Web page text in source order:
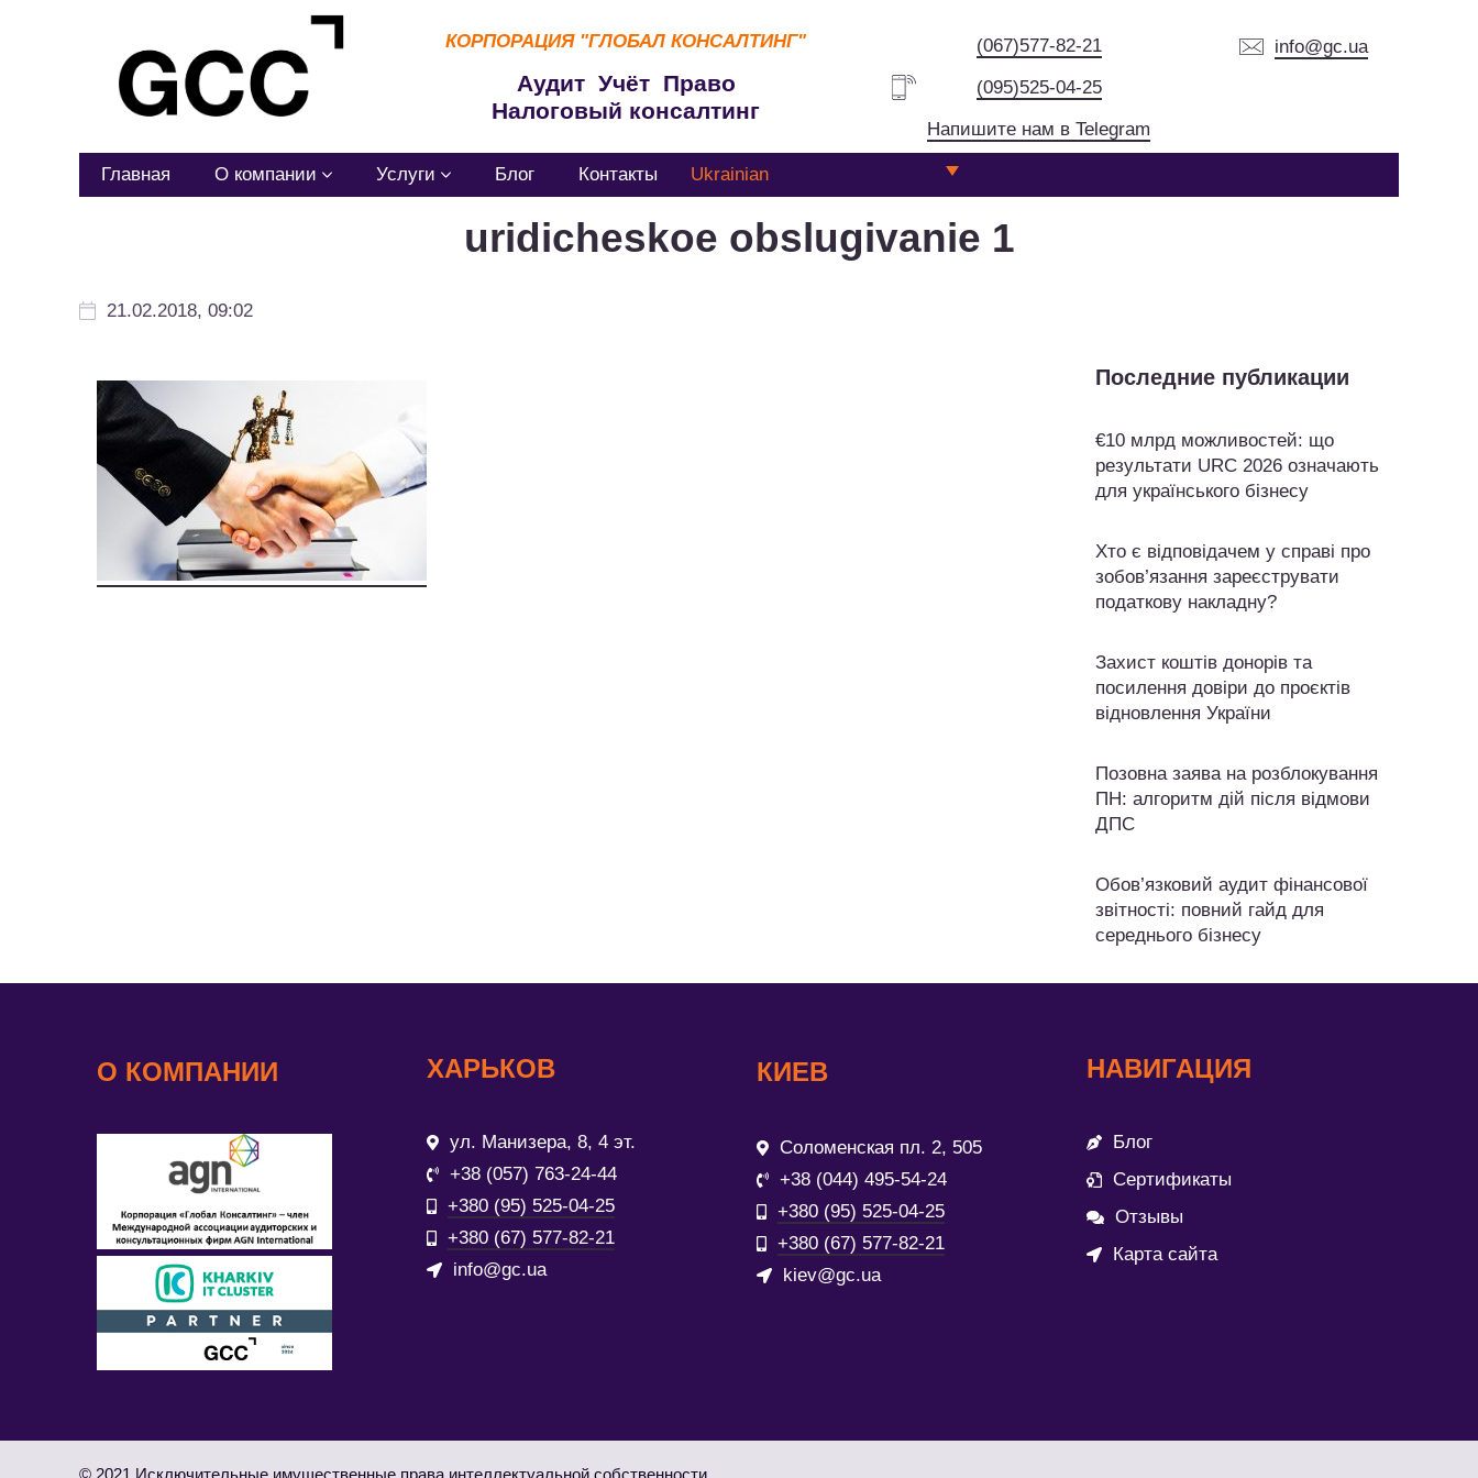
КОРПОРАЦИЯ "ГЛОБАЛ КОНСАЛТИНГ"
Аудит Учёт Право
Налоговый консалтинг
(067)577-82-21
(095)525-04-25
Напишите нам в Telegram
info@gc.ua
Главная О компании Услуги Блог Контакты Ukrainian
uridicheskoe obslugivanie 1
21.02.2018, 09:02
Последние публикации
€10 млрд можливостей: що
результати URC 2026 означають
для українського бізнесу
Хто є відповідачем у справі про
зобов’язання зареєструвати
податкову накладну?
Захист коштів донорів та
посилення довіри до проєктів
відновлення України
Позовна заява на розблокування
ПН: алгоритм дій після відмови
ДПС
Обов’язковий аудит фінансової
звітності: повний гайд для
середнього бізнесу
О КОМПАНИИ ХАРЬКОВ
ул. Манизера, 8, 4 эт.
+38 (057) 763-24-44
+380 (95) 525-04-25
+380 (67) 577-82-21
info@gc.ua
КИЕВ
Соломенская пл. 2, 505
+38 (044) 495-54-24
+380 (95) 525-04-25
+380 (67) 577-82-21
kiev@gc.ua
НАВИГАЦИЯ
Блог
Сертификаты
Отзывы
Карта сайта